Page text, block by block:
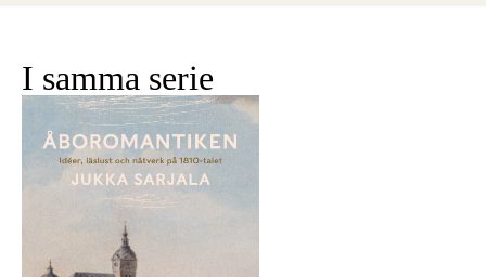
I samma serie